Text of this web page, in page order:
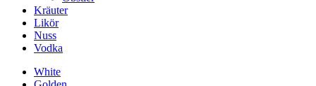
Kräuter
Likör
Nuss
Vodka
White